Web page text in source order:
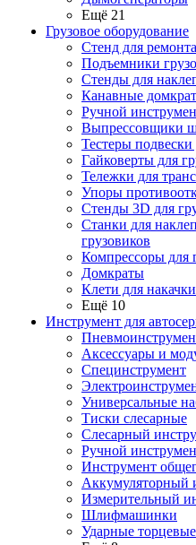
Ещё 21
Грузовое оборудование
Стенд для
Подъемники
Стенды для
Канавные
Ручной
Выпрессовщики
Тестеры
Гайковерты для
Тележки для
Упоры
Стенды 3D для
Станки для
грузовиков
Компрессоры для
Домкраты
Клети для
Ещё 10
Инструмент для
Аксессуары и
Специнструмент
Универсальные
Тиски слесарные
Слесарный
Ручной
Инструмент
Аккумуляторный
Измерительный
Шлифмашинки
Ударные